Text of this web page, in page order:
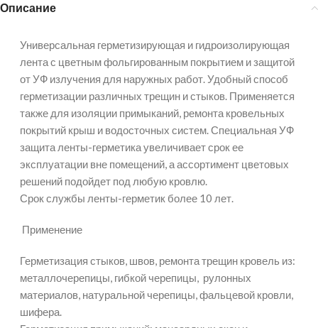
Описание
Универсальная герметизирующая и гидроизолирующая
лента с цветным фольгированным покрытием и защитой
от УФ излучения для наружных работ. Удобный способ
герметизации различных трещин и стыков. Применяется
также для изоляции примыканий, ремонта кровельных
покрытий крыш и водосточных систем. Специальная УФ
защита ленты-герметика увеличивает срок ее
эксплуатации вне помещений, а ассортимент цветовых
решений подойдет под любую кровлю.
Срок службы ленты-герметик более 10 лет.
Применение
Герметизация стыков, швов, ремонта трещин кровель из:
металлочерепицы, гибкой черепицы, рулонных
материалов, натуральной черепицы, фальцевой кровли,
шифера.